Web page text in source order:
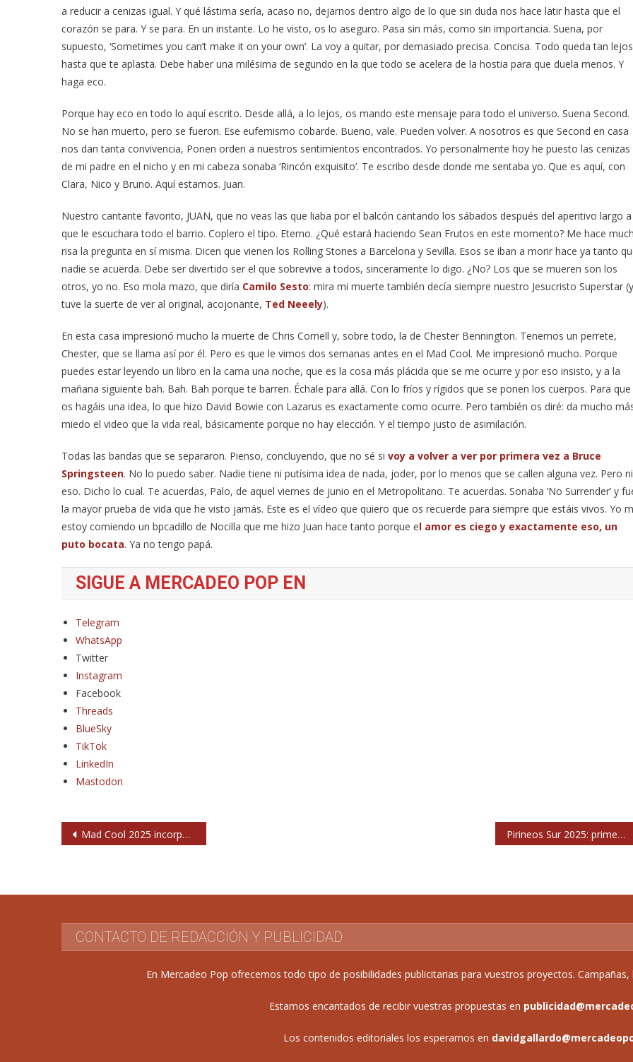
a reducir a cenizas igual. Y qué lástima sería, acaso no, dejarnos dentro algo de lo que sin duda nos hace latir hasta que el
corazón se para. Y se para. En un instante. Lo he visto, os lo aseguro. Pasa sin más, como sin importancia. Suena, por
supuesto, ‘Sometimes you can’t make it on your own’. La voy a quitar, por demasiado precisa. Concisa. Todo queda tan lejos
hasta que te aplasta. Debe haber una milésima de segundo en la que todo se acelera de la hostia para que duela menos. Y
haga eco.
Porque hay eco en todo lo aquí escrito. Desde allá, a lo lejos, os mando este mensaje para todo el universo. Suena Second.
No se han muerto, pero se fueron. Ese eufemismo cobarde. Bueno, vale. Pueden volver. A nosotros es que Second en casa
nos dan tanta convivencia, Ponen orden a nuestros sentimientos encontrados. Yo personalmente hoy he puesto las cenizas
de mi padre en el nicho y en mi cabeza sonaba ‘Rincón exquisito’. Te escribo desde donde me sentaba yo. Que es aquí, con
Clara, Nico y Bruno. Aquí estamos. Juan.
Nuestro cantante favorito, JUAN, que no veas las que liaba por el balcón cantando los sábados después del aperitivo largo a
que le escuchara todo el barrio. Coplero el tipo. Eterno. ¿Qué estará haciendo Sean Frutos en este momento? Me hace
risa la pregunta en sí misma. Dicen que vienen los Rolling Stones a Barcelona y Sevilla. Esos se iban a morir hace ya tanto
nadie se acuerda. Debe ser divertido ser el que sobrevive a todos, sinceramente lo digo. ¿No? Los que se mueren son los
otros, yo no. Eso mola mazo, que diría Camilo Sesto: mira mi muerte también decía siempre nuestro Jesucristo Superstar (y
tuve la suerte de ver al original, acojonante, Ted Neeely).
En esta casa impresionó mucho la muerte de Chris Cornell y, sobre todo, la de Chester Bennington. Tenemos un perrete,
Chester, que se llama así por él. Pero es que le vimos dos semanas antes en el Mad Cool. Me impresionó mucho. Porque
puedes estar leyendo un libro en la cama una noche, que es la cosa más plácida que se me ocurre y por eso insisto, y a la
mañana siguiente bah. Bah. Bah porque te barren. Échale para allá. Con lo fríos y rígidos que se ponen los cuerpos. Para que
os hagáis una idea, lo que hizo David Bowie con Lazarus es exactamente como ocurre. Pero también os diré: da mucho
miedo el video que la vida real, básicamente porque no hay elección. Y el tiempo justo de asimilación.
Todas las bandas que se separaron. Pienso, concluyendo, que no sé si voy a volver a ver por primera vez a Bruce
Springsteen. No lo puedo saber. Nadie tiene ni putísima idea de nada, joder, por lo menos que se callen alguna vez. Pero ni
eso. Dicho lo cual. Te acuerdas, Palo, de aquel viernes de junio en el Metropolitano. Te acuerdas. Sonaba ‘No Surrender’ y
la mayor prueba de vida que he visto jamás. Este es el vídeo que quiero que os recuerde para siempre que estáis vivos. Yo
estoy comiendo un bpcadillo de Nocilla que me hizo Juan hace tanto porque el amor es ciego y exactamente eso, un
puto bocata. Ya no tengo papá.
SIGUE A MERCADEO POP EN
Telegram
WhatsApp
Twitter
Instagram
Facebook
Threads
BlueSky
TikTok
LinkedIn
Mastodon
Navegación
Mad Cool 2025 incorpora a Nine Inch Nails (y más novedades) Pirineos Sur 2025: primeros conciertos
CONTACTO DE REDACCIÓN Y PUBLICIDAD
En Mercadeo Pop ofrecemos todo tipo de posibilidades publicitarias para vuestros proyectos. Campañas,
Estamos encantados de recibir vuestras propuestas en
Los contenidos editoriales los esperamos en